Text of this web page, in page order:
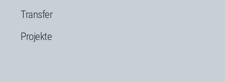
Transfer
Projekte